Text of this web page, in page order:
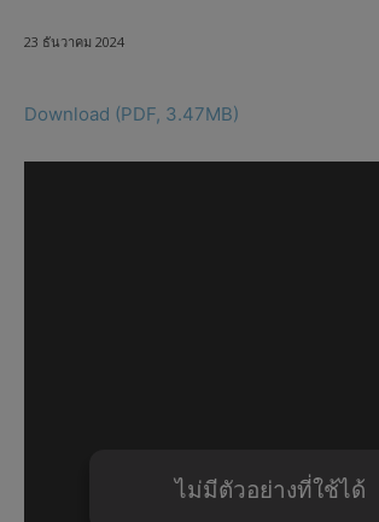
23 ธันวาคม 2024
Download (PDF, 3.47MB)